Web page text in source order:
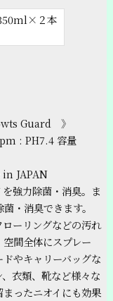
２本
Guard 》
: PH7.4 容量
強力除菌・消臭。ま
・消臭できます。
ローリングなどの汚れ
間全体にスプレー
やキャリーバッグな
衣類、靴など様々な
ったニオイにも効果